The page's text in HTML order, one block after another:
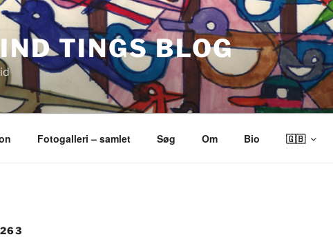
TINGS BLOG
Fotogalleri – samlet Søg Om Bio 🇬🇧